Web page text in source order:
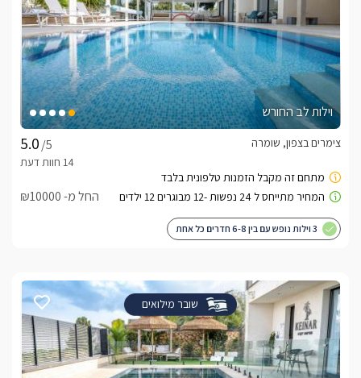
וילות לב החורש
/5
צימרים בצפון, שומרה
החל מ- ₪10000
3 וילות נופש עם בין 6-8 חדרים כל אחת
שובר מילואים